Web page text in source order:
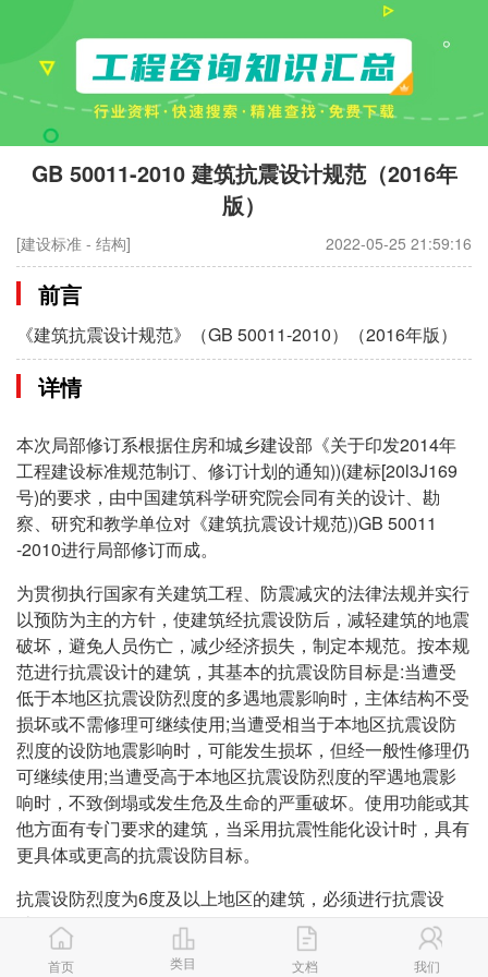
GB 50011-2010 建筑抗震设计规范（2016年
版）
[建设标准 - 结构] 2022-05-25 21:59:16
前言
《建筑抗震设计规范》（GB 50011-2010）（2016年版）
详情
本次局部修订系根据住房和城乡建设部《关于印发2014年
工程建设标准规范制订、修订计划的通知))(建标[20l3J169
号)的要求，由中国建筑科学研究院会同有关的设计、勘
察、研究和教学单位对《建筑抗震设计规范))GB 50011
-2010进行局部修订而成。
为贯彻执行国家有关建筑工程、防震减灾的法律法规并实行
以预防为主的方针，使建筑经抗震设防后，减轻建筑的地震
破坏，避免人员伤亡，减少经济损失，制定本规范。按本规
范进行抗震设计的建筑，其基本的抗震设防目标是:当遭受
低于本地区抗震设防烈度的多遇地震影响时，主体结构不受
损坏或不需修理可继续使用;当遭受相当于本地区抗震设防
烈度的设防地震影响时，可能发生损坏，但经一般性修理仍
可继续使用;当遭受高于本地区抗震设防烈度的罕遇地震影
响时，不致倒塌或发生危及生命的严重破坏。使用功能或其
他方面有专门要求的建筑，当采用抗震性能化设计时，具有
更具体或更高的抗震设防目标。
抗震设防烈度为6度及以上地区的建筑，必须进行抗震设
计。
本规范适用于抗震设防烈度为6、7、8和9度地区建筑工程
首页 类目 文档 我们